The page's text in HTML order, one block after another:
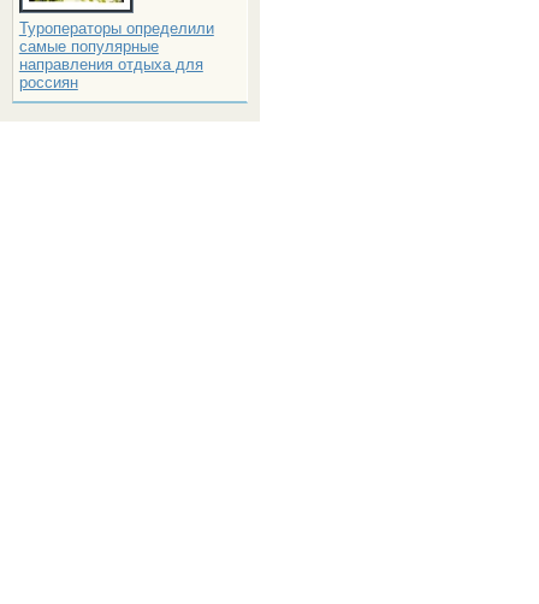
Туроператоры определили
самые популярные
направления отдыха для
россиян